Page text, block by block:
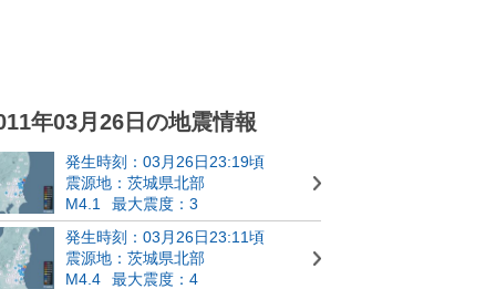
年03月26日の地震情報
発生時刻：03月26日23:19頃
震源地：茨城県北部
M4.1
最大震度：3
発生時刻：03月26日23:11頃
震源地：茨城県北部
M4.4
最大震度：4